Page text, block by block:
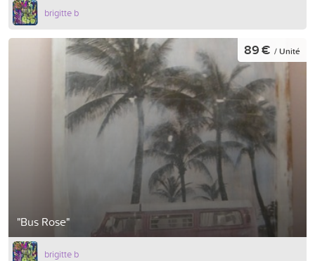
brigitte b
"Bus Rose"
89 € / Unité
brigitte b